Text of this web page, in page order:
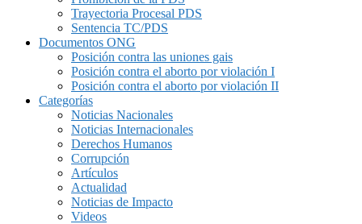
Trayectoria Procesal PDS
Sentencia TC/PDS
Documentos ONG
Posición contra las uniones gais
Posición contra el aborto por violación I
Posición contra el aborto por violación II
Categorías
Noticias Nacionales
Noticias Internacionales
Derechos Humanos
Corrupción
Artículos
Actualidad
Noticias de Impacto
Videos